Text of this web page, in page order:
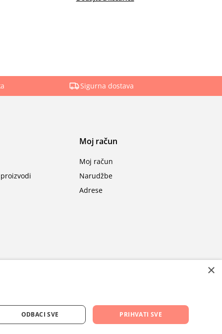
Sigurna dostava
Moj račun
Moj račun
Narudžbe
Adrese
×
PRIHVATI SVE
ODBACI SVE